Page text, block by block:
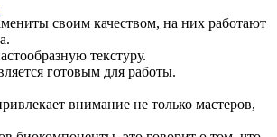
своим качеством, на них работают
текстуру.
готовым для работы.
внимание не только мастеров,